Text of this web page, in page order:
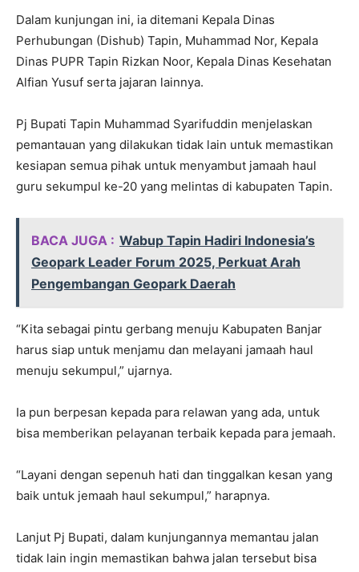
Dalam kunjungan ini, ia ditemani Kepala Dinas
Perhubungan (Dishub) Tapin, Muhammad Nor, Kepala
Dinas PUPR Tapin Rizkan Noor, Kepala Dinas Kesehatan
Alfian Yusuf serta jajaran lainnya.
Pj Bupati Tapin Muhammad Syarifuddin menjelaskan
pemantauan yang dilakukan tidak lain untuk memastikan
kesiapan semua pihak untuk menyambut jamaah haul
guru sekumpul ke-20 yang melintas di kabupaten Tapin.
BACA JUGA : Wabup Tapin Hadiri Indonesia’s
Geopark Leader Forum 2025, Perkuat Arah
Pengembangan Geopark Daerah
“Kita sebagai pintu gerbang menuju Kabupaten Banjar
harus siap untuk menjamu dan melayani jamaah haul
menuju sekumpul,” ujarnya.
Ia pun berpesan kepada para relawan yang ada, untuk
bisa memberikan pelayanan terbaik kepada para jemaah.
“Layani dengan sepenuh hati dan tinggalkan kesan yang
baik untuk jemaah haul sekumpul,” harapnya.
Lanjut Pj Bupati, dalam kunjungannya memantau jalan
tidak lain ingin memastikan bahwa jalan tersebut bisa